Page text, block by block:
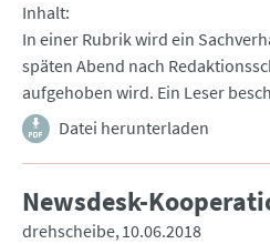
Inhalt
In einer Rubrik wird ein
späten Abend nach
aufgehoben wird. Ein Leser
Datei herunterladen
Newsdesk-
drehscheibe 10.06.2018